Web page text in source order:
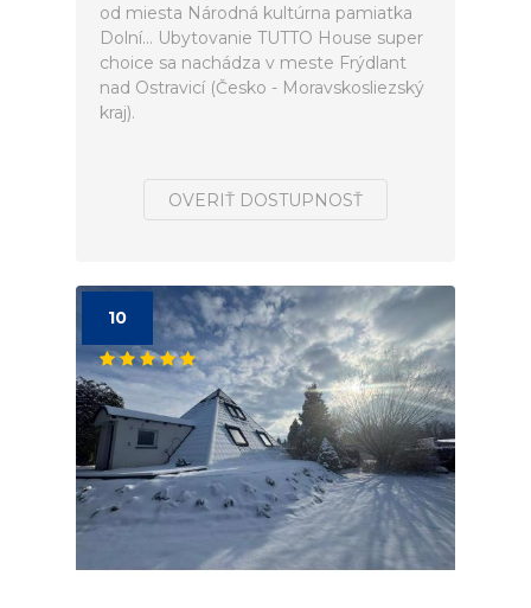
od miesta Národná kultúrna pamiatka
Dolní... Ubytovanie TUTTO House super
choice sa nachádza v meste Frýdlant
nad Ostravicí (Česko - Moravskosliezský
kraj).
OVERIŤ DOSTUPNOSŤ
10